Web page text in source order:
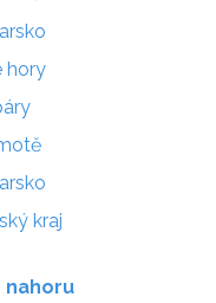
hory
kraj
nahoru